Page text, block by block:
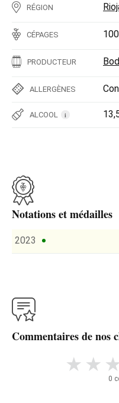
RÉGION
CÉPAGES
PRODUCTEUR
ALLERGÈNES
ALCOOL i
Notations et médailles
2023
Commentaires de nos
0